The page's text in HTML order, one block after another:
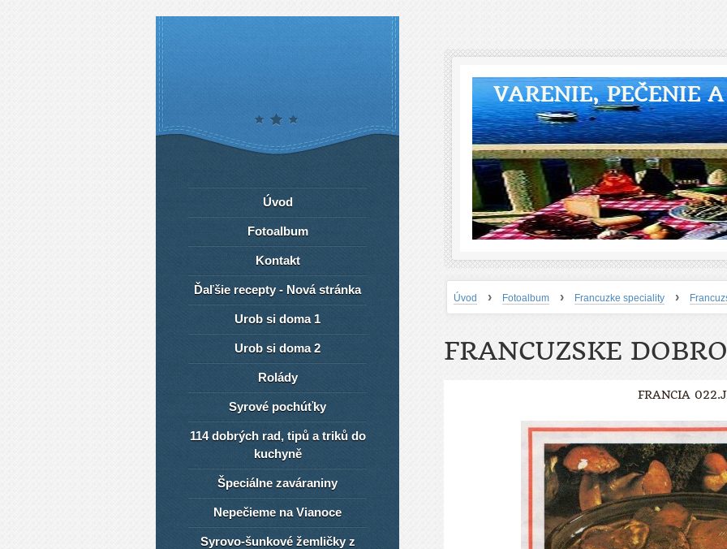
VARENIE, PEČENIE
Úvod › Fotoalbum › Francuzke speciality ›
FRANCUZSKE
FRANCIA
Úvod
Fotoalbum
Kontakt
Ďaľšie recepty - Nová stránka
Urob si doma 1
Urob si doma 2
Rolády
Syrové pochúťky
114 dobrých rad, tipů a triků do
kuchyně
Špeciálne zaváraniny
Nepečieme na Vianoce
Syrovo-šunkové žemličky z